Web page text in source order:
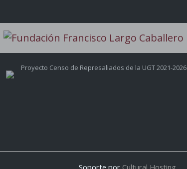
Proyecto Censo de Represaliados de la UGT 2021-2026
Soporte por Cultural Hosting